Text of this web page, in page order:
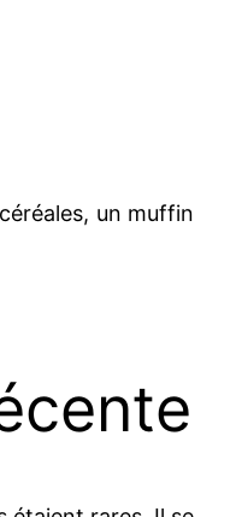
un muffin